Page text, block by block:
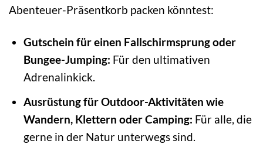
Abenteuer-Präsentkorb packen könntest:
Gutschein für einen Fallschirmsprung oder
Bungee-Jumping: Für den ultimativen
Adrenalinkick.
Ausrüstung für Outdoor-Aktivitäten wie
Wandern, Klettern oder Camping: Für alle, die
gerne in der Natur unterwegs sind.